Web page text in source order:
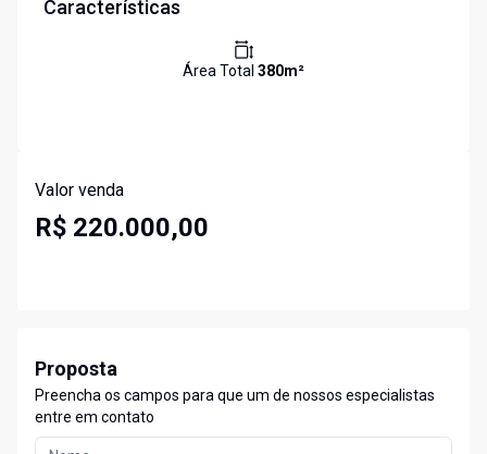
Características
Área Total 380m²
Valor venda
R$ 220.000,00
Proposta
Preencha os campos para que um de nossos especialistas
entre em contato